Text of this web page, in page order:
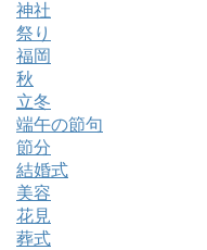
神社
祭り
福岡
秋
立冬
端午の節句
節分
結婚式
美容
花見
葬式